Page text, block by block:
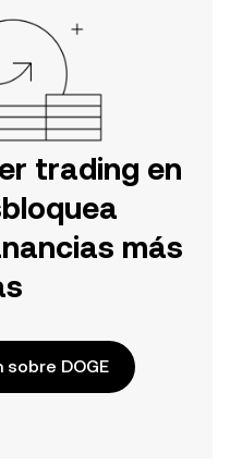
trading en
más
DOGE